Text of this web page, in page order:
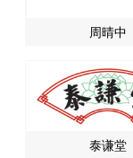
周晴中
泰谦堂